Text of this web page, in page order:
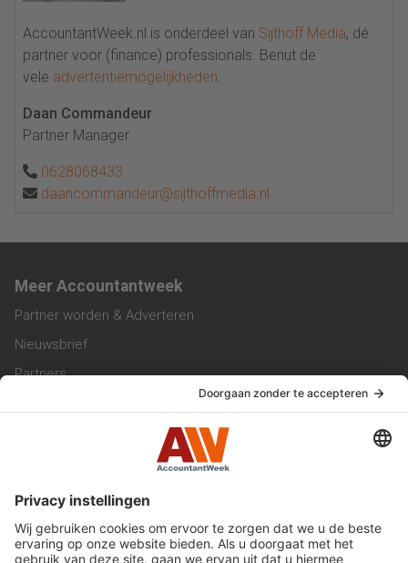
AccountantWeek.nl is onderdeel van Sijthoff Media, dé
partner voor (finance) professionals. Benut de
vele advertentiemogelijkheden.
Daan Commandeur
Partner Manager
0628068433
daancommandeur@sijthoffmedia.nl
Meer Accountantweek
Partner worden & Adverteren
Nieuwsbrief
Partners
Werken bij ons
Privacy Statement